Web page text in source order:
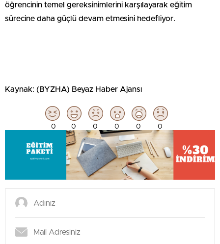
öğrencinin temel gereksinimlerini karşılayarak eğitim
sürecine daha güçlü devam etmesini hedefliyor.
Kaynak: (BYZHA) Beyaz Haber Ajansı
0 0 0 0 0 0